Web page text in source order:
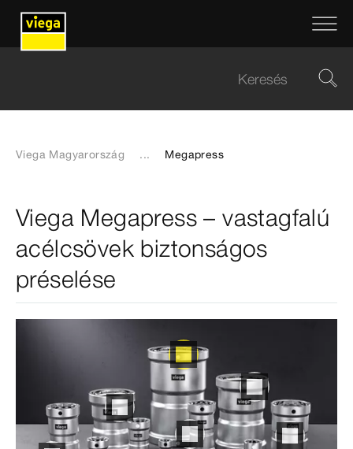
Viega Magyarország ... Megapress
Viega Megapress – vastagfalú
acélcsövek biztonságos
préselése